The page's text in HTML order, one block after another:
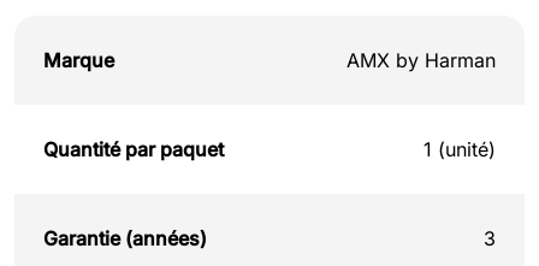
Marque AMX by Harman
Quantité par paquet 1 (unité)
Garantie (années) 3